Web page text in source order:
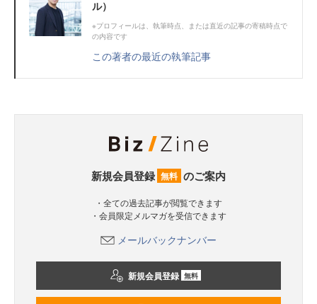
ル）
※プロフィールは、執筆時点、または直近の記事の寄稿時点で
の内容です
この著者の最近の執筆記事
新規会員登録 無料 のご案内
・全ての過去記事が閲覧できます
・会員限定メルマガを受信できます
メールバックナンバー
新規会員登録 無料